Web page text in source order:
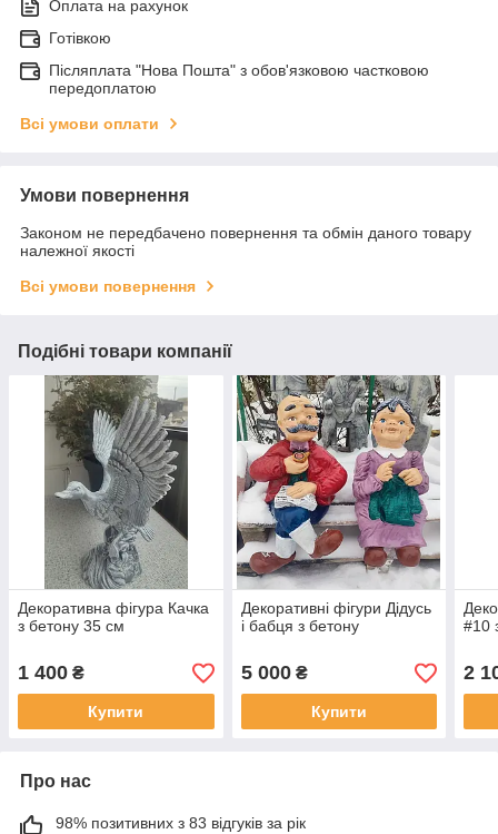
Оплата на рахунок
Готівкою
Післяплата "Нова Пошта" з обов'язковою частковою
передоплатою
Всі умови оплати
Умови повернення
Законом не передбачено повернення та обмін даного товару
належної якості
Всі умови повернення
Подібні товари компанії
Декоративна фігура Качка
з бетону 35 см
1 400 ₴
Купити
Декоративні фігури Дідусь
і бабця з бетону
5 000₴
Купити
#10
2
Про нас
98% позитивних з 83 відгуків за рік